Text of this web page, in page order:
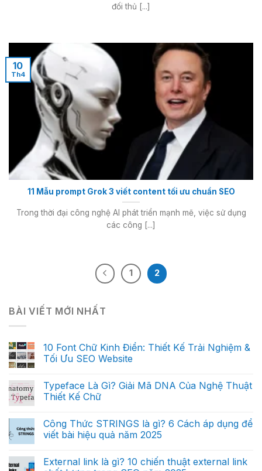
đối thủ [...]
11 Mẫu prompt Grok 3 viết content tối ưu chuẩn SEO
Trong thời đại công nghệ AI phát triển mạnh mẽ, việc sử dụng
các công [...]
10
Th4
1 2
BÀI VIẾT MỚI NHẤT
10 Font Chữ Kinh Điển: Thiết Kế Trải Nghiệm &
Tối Ưu SEO Website
Typeface Là Gì? Giải Mã DNA Của Nghệ Thuật
Thiết Kế Chữ
Công Thức STRINGS là gì? 6 Cách áp dụng để
viết bài hiệu quả năm 2025
External link là gì? 10 chiến thuật external link